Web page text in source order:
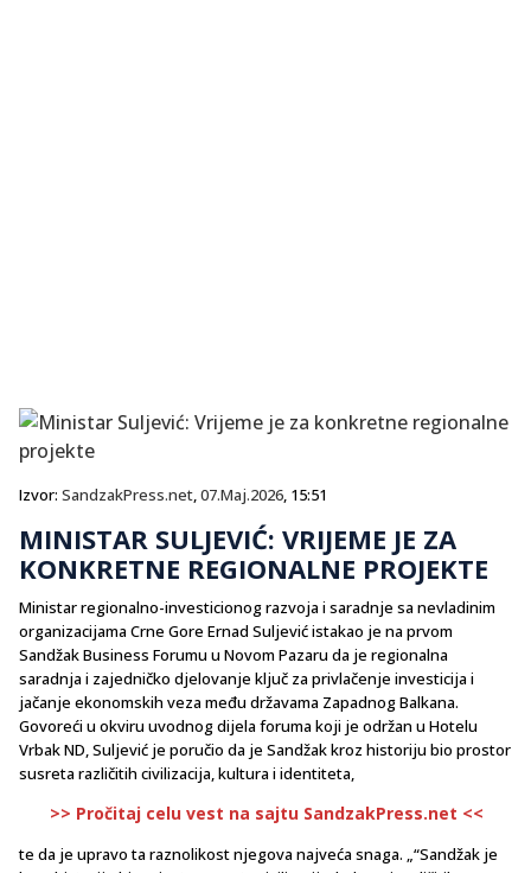
Izvor: SandzakPress.net,07.Maj.2026, 15:51
MINISTAR SULJEVIĆ: VRIJEME JE ZA
KONKRETNE REGIONALNE PROJEKTE
Ministar regionalno-investicionog razvoja i saradnje sa nevladinim
organizacijama Crne Gore Ernad Suljević istakao je na prvom
Sandžak Business Forumu u Novom Pazaru da je regionalna
saradnja i zajedničko djelovanje ključ za privlačenje investicija i
jačanje ekonomskih veza među državama Zapadnog Balkana.
Govoreći u okviru uvodnog dijela foruma koji je održan u Hotelu
Vrbak ND, Suljević je poručio da je Sandžak kroz historiju bio prostor
susreta različitih civilizacija, kultura i identiteta,
>> Pročitaj celu vest na sajtu SandzakPress.net <<
te da je upravo ta raznolikost njegova najveća snaga. „“Sandžak je